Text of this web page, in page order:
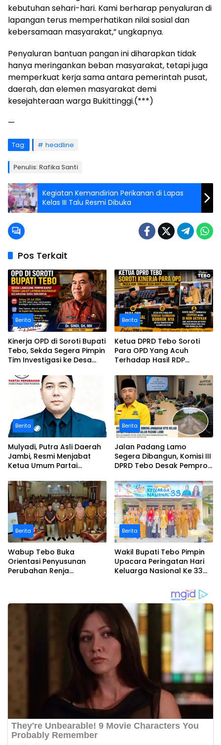
kebutuhan sehari-hari. Kami berharap penyaluran di
lapangan terus memperhatikan nilai sosial dan
kebersamaan masyarakat,” ungkapnya.
Penyaluran bantuan pangan ini diharapkan tidak
hanya meringankan beban masyarakat, tetapi juga
memperkuat kerja sama antara pemerintah pusat,
daerah, dan elemen masyarakat demi
kesejahteraan warga Bukittinggi.(***)
—
Tag: headline
Penulis: Rafika Santi
Kegiatan Kemandirian Perikanan di Lapas
Kelas III Talu Resmi Dibuka
Pos Terkait
Berita
Kinerja OPD di Soroti Bupati
Tebo, Sekda Segera Pimpin
Tim Investigasi ke Desa
serumpun
Berita
Ketua DPRD Tebo Soroti
Para OPD Yang Acuh
Terhadap Hasil RDP
Pamuatan
Berita
Mulyadi, Putra Asli Daerah
Jambi, Resmi Menjabat
Ketua Umum Partai
Perwakilan ASEAN Partai
Perubahan di Malaysia
Berita
Jalan Padang Lamo
Segera Dibangun, Komisi III
DPRD Tebo Desak Pemprov
Anggaran Rp70 Miliar
Berita
Wabup Tebo Buka
Orientasi Penyusunan
Perubahan Renja
Berita
Wakil Bupati Tebo Pimpin
Upacara Peringatan Hari
Keluarga Nasional Ke 33